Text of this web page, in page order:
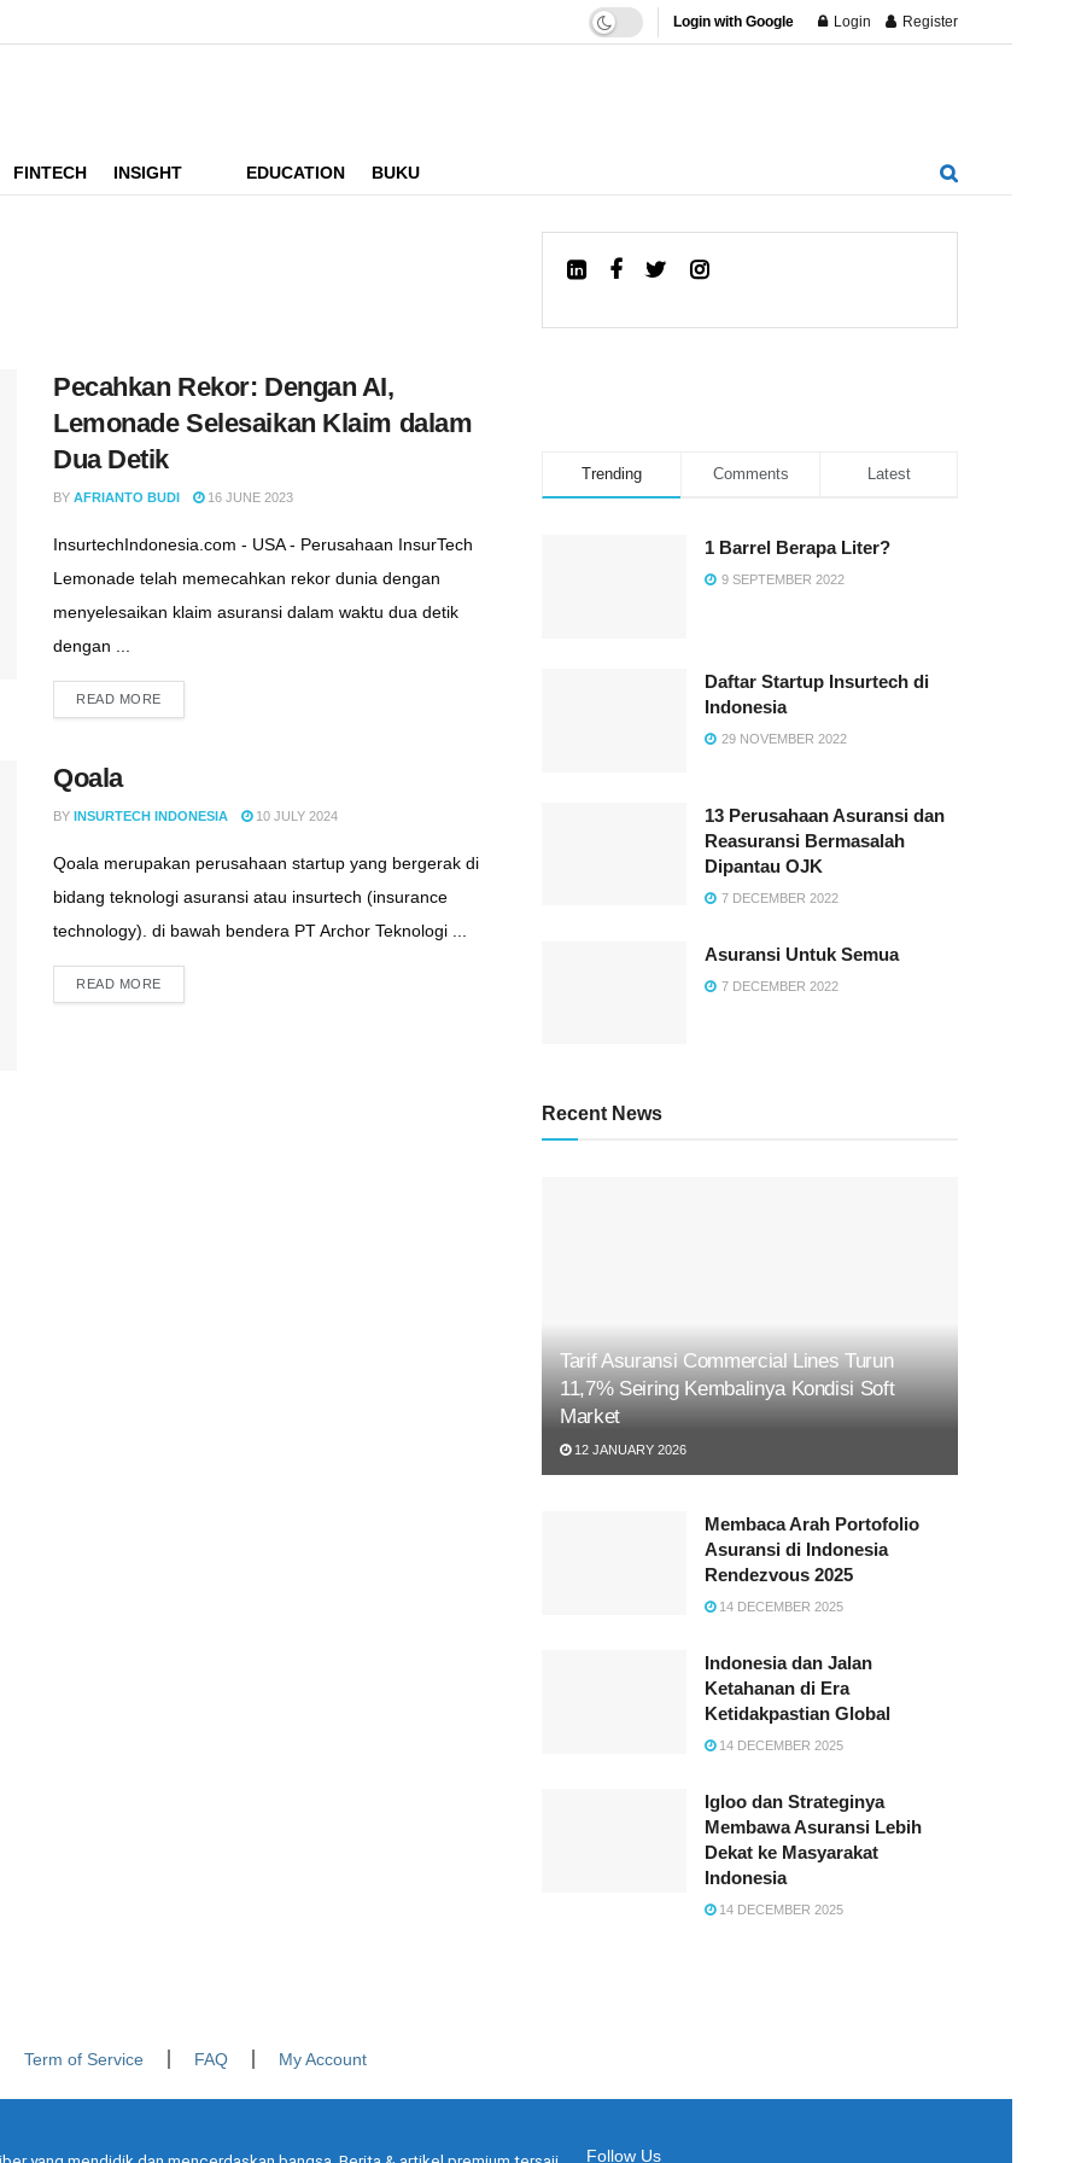
Login with Google Login Register
FINTECH INSIGHT EDUCATION BUKU
Pecahkan Rekor: Dengan AI,
Lemonade Selesaikan Klaim dalam
Dua Detik
BY AFRIANTO BUDI 16 JUNE 2023
InsurtechIndonesia.com - USA - Perusahaan InsurTech
Lemonade telah memecahkan rekor dunia dengan
menyelesaikan klaim asuransi dalam waktu dua detik
dengan ...
READ MORE
Qoala
BY INSURTECH INDONESIA 10 JULY 2024
Qoala merupakan perusahaan startup yang bergerak di
bidang teknologi asuransi atau insurtech (insurance
technology). di bawah bendera PT Archor Teknologi ...
READ MORE
Trending Comments Latest
1 Barrel Berapa Liter?
9 SEPTEMBER 2022
Daftar Startup Insurtech di
Indonesia
29 NOVEMBER 2022
13 Perusahaan Asuransi dan
Reasuransi Bermasalah
Dipantau OJK
7 DECEMBER 2022
Asuransi Untuk Semua
7 DECEMBER 2022
Recent News
Tarif Asuransi Commercial Lines Turun
11,7% Seiring Kembalinya Kondisi Soft
Market
12 JANUARY 2026
Membaca Arah Portofolio
Asuransi di Indonesia
Rendezvous 2025
14 DECEMBER 2025
Indonesia dan Jalan
Ketahanan di Era
Ketidakpastian Global
14 DECEMBER 2025
Igloo dan Strateginya
Membawa Asuransi Lebih
Dekat ke Masyarakat
Indonesia
14 DECEMBER 2025
Term of Service FAQ My Account
Follow Us